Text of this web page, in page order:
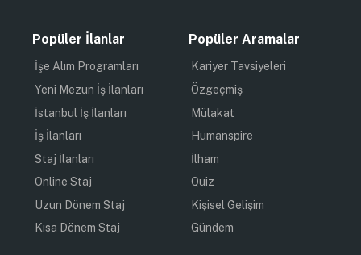
Popüler İlanlar
İşe Alım Programları
Yeni Mezun İş İlanları
İstanbul İş İlanları
İş İlanları
Staj İlanları
Online Staj
Uzun Dönem Staj
Kısa Dönem Staj
Popüler Aramalar
Kariyer Tavsiyeleri
Özgeçmiş
Mülakat
Humanspire
İlham
Quiz
Kişisel Gelişim
Gündem